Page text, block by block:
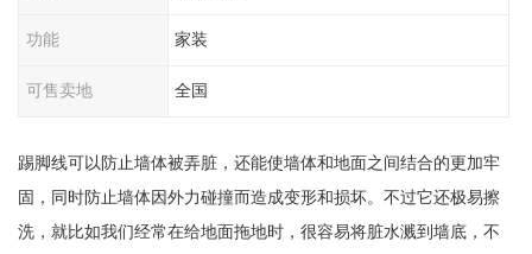
功能 家装
可售卖地 全国
踢脚线可以防止墙体被弄脏，还能使墙体和地面之间结合的更加牢
固，同时防止墙体因外力碰撞而造成变形和损坏。不过它还极易擦
洗，就比如我们经常在给地面拖地时，很容易将脏水溅到墙底，不